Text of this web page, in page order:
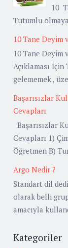
10
Tutumlu
10 Tane Deyim
10 Tane Deyim
Açıklaması
gelememek ,
Başarısızlar
Cevapları
Başarısızlar
Cevapları 1)
Öğretmen B)
Argo Nedir ?
Standart dil
olarak belli
amacıyla
Kategoriler